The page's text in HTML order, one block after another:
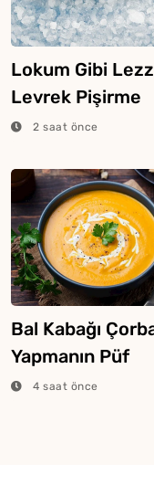
Lokum Gibi
Levrek Pişirme
Tüyosu
2 saat önce
Bal Kabağı
Yapmanın Püf
Noktaları
4 saat önce